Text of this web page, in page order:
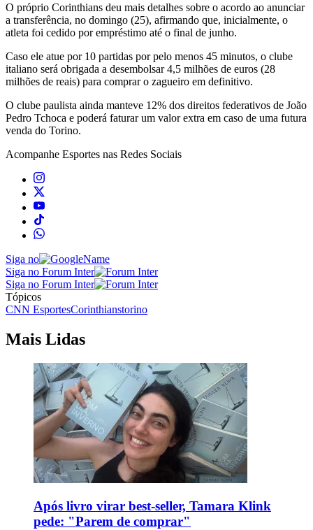
O próprio Corinthians deu mais detalhes sobre o acordo ao anunciar
a transferência, no domingo (25), afirmando que, inicialmente, o
atleta foi cedido por empréstimo até o final de junho.
Caso ele atue por 10 partidas por pelo menos 45 minutos, o clube
italiano será obrigada a desembolsar 4,5 milhões de euros (28
milhões de reais) para comprar o zagueiro em definitivo.
O clube paulista ainda manteve 12% dos direitos federativos de João
Pedro Tchoca e poderá faturar um valor extra em caso de uma futura
venda do Torino.
Acompanhe Esportes nas Redes Sociais
Siga no
Siga no Forum Inter
Siga no Forum Inter
Tópicos
CNN EsportesCorinthianstorino
Mais Lidas
Após livro virar best-seller, Tamara Klink
pede: "Parem de comprar"